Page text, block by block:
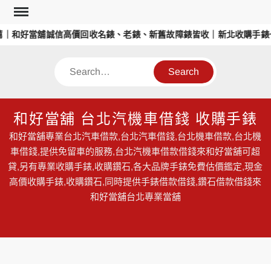
Skip
content
好當舖誠信高價回收名錶、老錶、新舊故障錶皆收｜新北收購手錶
Search
和好當舖 台北汽機車借錢 收購手錶
和好當舖專業台北汽車借款,台北汽車借錢,台北機車借款,台北機
車借錢,提供免留車的服務,台北汽機車借款借錢來和好當舖可超
貸,另有專業收購手錶,收購鑽石,各大品牌手錶免費估價鑑定,現金
高價收購手錶,收購鑽石,同時提供手錶借款借錢,鑽石借款借錢來
和好當舖台北專業當舖